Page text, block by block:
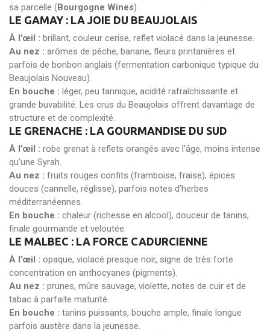
sa parcelle (Bourgogne Wines).
LE GAMAY : LA JOIE DU BEAUJOLAIS
À l’œil : brillant, couleur cerise, reflet violacé dans la jeunesse.
Au nez : arômes de pêche, banane, fleurs printanières et
parfois de bonbon anglais (fermentation carbonique typique du
Beaujolais Nouveau).
En bouche : léger, peu tannique, acidité rafraîchissante et
grande buvabilité. Les crus du Beaujolais offrent davantage de
structure et de complexité.
LE GRENACHE : LA GOURMANDISE DU SUD
À l’œil : robe grenat à reflets orangés avec l’âge, moins intense
qu’une Syrah.
Au nez : fruits rouges confits (framboise, fraise), épices
douces (cannelle, réglisse), parfois notes d’herbes
méditerranéennes.
En bouche : chaleur (richesse en alcool), douceur de tanins,
finale gourmande et veloutée.
LE MALBEC : LA FORCE CADURCIENNE
À l’œil : opaque, violacé presque noir, signe de très forte
concentration en anthocyanes (pigments).
Au nez : prunes, mûre sauvage, violette, notes de cuir et de
tabac à parfaite maturité.
En bouche : tanins puissants, bouche ample, finale longue
parfois austère dans la jeunesse.